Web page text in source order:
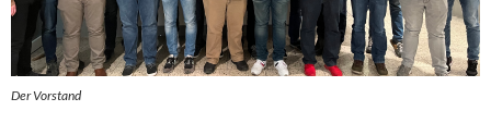
Der Vorstand